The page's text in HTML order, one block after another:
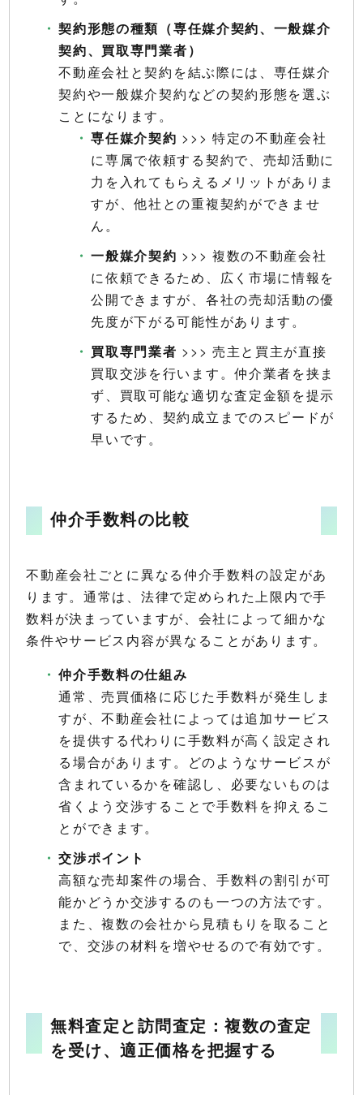
契約形態の種類（専任媒介契約、一般媒介
契約、買取専門業者）
不動産会社と契約を結ぶ際には、専任媒介
契約や一般媒介契約などの契約形態を選ぶ
ことになります。
専任媒介契約 >>> 特定の不動産会社
に専属で依頼する契約で、売却活動に
力を入れてもらえるメリットがありま
すが、他社との重複契約ができませ
ん。
一般媒介契約 >>> 複数の不動産会社
に依頼できるため、広く市場に情報を
公開できますが、各社の売却活動の優
先度が下がる可能性があります。
買取専門業者 >>> 売主と買主が直接
買取交渉を行います。仲介業者を挟ま
ず、買取可能な適切な査定金額を提示
するため、契約成立までのスピードが
早いです。
仲介手数料の比較
不動産会社ごとに異なる仲介手数料の設定があ
ります。通常は、法律で定められた上限内で手
数料が決まっていますが、会社によって細かな
条件やサービス内容が異なることがあります。
仲介手数料の仕組み
通常、売買価格に応じた手数料が発生しま
すが、不動産会社によっては追加サービス
を提供する代わりに手数料が高く設定され
る場合があります。どのようなサービスが
含まれているかを確認し、必要ないものは
省くよう交渉することで手数料を抑えるこ
とができます。
交渉ポイント
高額な売却案件の場合、手数料の割引が可
能かどうか交渉するのも一つの方法です。
また、複数の会社から見積もりを取ること
で、交渉の材料を増やせるので有効です。
無料査定と訪問査定：複数の査定
を受け、適正価格を把握する